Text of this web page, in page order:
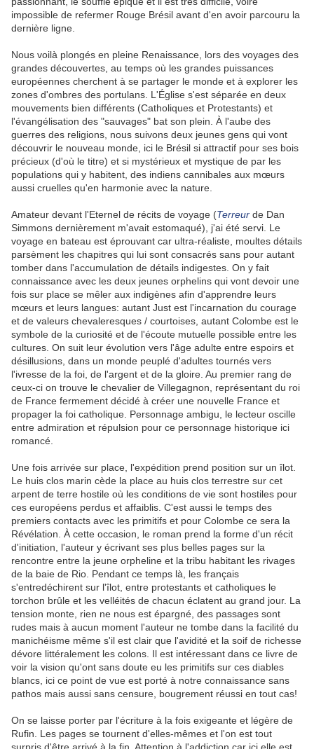
impossible de refermer Rouge Brésil avant d'en avoir parcouru la
dernière ligne.
Nous voilà plongés en pleine Renaissance, lors des voyages des
grandes découvertes, au temps où les grandes puissances
européennes cherchent à se partager le monde et à explorer les
zones d'ombres des portulans. L'Église s'est séparée en deux
mouvements bien différents (Catholiques et Protestants) et
l'évangélisation des "sauvages" bat son plein. À l'aube des
guerres des religions, nous suivons deux jeunes gens qui vont
découvrir le nouveau monde, ici le Brésil si attractif pour ses bois
précieux (d'où le titre) et si mystérieux et mystique de par les
populations qui y habitent, des indiens cannibales aux mœurs
aussi cruelles qu'en harmonie avec la nature.
Amateur devant l'Eternel de récits de voyage (Terreur de Dan
Simmons dernièrement m'avait estomaqué), j'ai été servi. Le
voyage en bateau est éprouvant car ultra-réaliste, moultes détails
parsèment les chapitres qui lui sont consacrés sans pour autant
tomber dans l'accumulation de détails indigestes. On y fait
connaissance avec les deux jeunes orphelins qui vont devoir une
fois sur place se mêler aux indigènes afin d'apprendre leurs
mœurs et leurs langues: autant Just est l'incarnation du courage
et de valeurs chevaleresques / courtoises, autant Colombe est le
symbole de la curiosité et de l'écoute mutuelle possible entre les
cultures. On suit leur évolution vers l'âge adulte entre espoirs et
désillusions, dans un monde peuplé d'adultes tournés vers
l'ivresse de la foi, de l'argent et de la gloire. Au premier rang de
ceux-ci on trouve le chevalier de Villegagnon, représentant du roi
de France fermement décidé à créer une nouvelle France et
propager la foi catholique. Personnage ambigu, le lecteur oscille
entre admiration et répulsion pour ce personnage historique ici
romancé.
Une fois arrivée sur place, l'expédition prend position sur un îlot.
Le huis clos marin cède la place au huis clos terrestre sur cet
arpent de terre hostile où les conditions de vie sont hostiles pour
ces européens perdus et affaiblis. C'est aussi le temps des
premiers contacts avec les primitifs et pour Colombe ce sera la
Révélation. À cette occasion, le roman prend la forme d'un récit
d'initiation, l'auteur y écrivant ses plus belles pages sur la
rencontre entre la jeune orpheline et la tribu habitant les rivages
de la baie de Rio. Pendant ce temps là, les français
s'entredéchirent sur l'îlot, entre protestants et catholiques le
torchon brûle et les velléités de chacun éclatent au grand jour. La
tension monte, rien ne nous est épargné, des passages sont
rudes mais à aucun moment l'auteur ne tombe dans la facilité du
manichéisme même s'il est clair que l'avidité et la soif de richesse
dévore littéralement les colons. Il est intéressant dans ce livre de
voir la vision qu'ont sans doute eu les primitifs sur ces diables
blancs, ici ce point de vue est porté à notre connaissance sans
pathos mais aussi sans censure, bougrement réussi en tout cas!
On se laisse porter par l'écriture à la fois exigeante et légère de
Rufin. Les pages se tournent d'elles-mêmes et l'on est tout